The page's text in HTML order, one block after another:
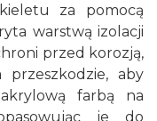
za pomocą
warstwą izolacji
przed korozją,
aby
farbą na
je do